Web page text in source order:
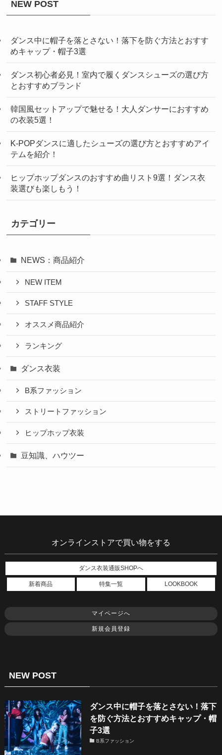
NEW POST
ダンス中に帽子を落とさない！落下を防ぐ方法とおすす
めキャップ・帽子3選
ダンス初心者必見！室内で履くダンスシューズの選び方
とおすすめブランド
韓国風セットアップで魅せる！大人ダンサーにおすすめ
の衣装5選！
K-POPダンスに適したシューズの選び方とおすすめアイ
テムを紹介！
ヒップホップダンスのおすすめ曲リスト9選！ダンス衣
装選びも楽しもう！
カテゴリー
NEWS：商品紹介
NEW ITEM
STAFF STYLE
オススメ商品紹介
ランキング
ダンス衣装
B系ファッション
ストリートファッション
ヒップホップ衣装
豆知識、ハウツー
オンラインストアで買い物をする
ダンス衣装通販SHOPへ
新着商品 特集一覧 LOOKBOOK
マイページへ
新規会員登録
NEW POST
ダンス中に帽子を落とさない！落下
を防ぐ方法とおすすめキャップ・帽
子3選
B系ファッション